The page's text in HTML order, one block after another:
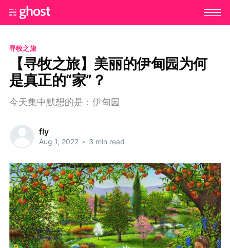
寻牧之旅
【寻牧之旅】美丽的伊甸园为何
是真正的“家”？
今天集中默想的是：伊甸园
fly
Aug 1, 2022 • 3 min read